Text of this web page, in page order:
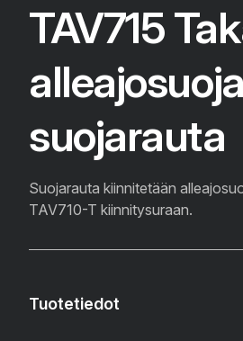
TAV715
suojarauta
Suojarauta kiinnitetään
TAV710-T kiinnitysuraan.
Tuotetiedot